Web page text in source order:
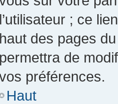
l’utilisateur ; ce
haut des pages
permettra de
préférences.
Haut